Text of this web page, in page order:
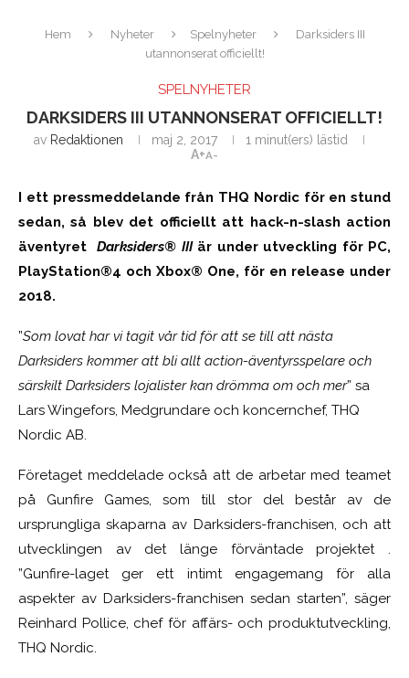
Hem Nyheter Spelnyheter
Darksiders III
utannonserat officiellt!
SPELNYHETER
DARKSIDERS III UTANNONSERAT OFFICIELLT!
av Redaktionen maj 2, 2017
1 minut(ers) lästid
A+A-
I ett pressmeddelande från THQ Nordic för en stund
sedan, så blev det officiellt att hack-n-slash action
äventyret Darksiders® IIIär under utveckling för PC,
PlayStation®4 och Xbox® One, för en release under
2018.
”Som lovat har vi tagit vår tid för att se till att nästa
Darksiders kommer att bli allt action-äventyrsspelare och
särskilt Darksiders lojalister kan drömma om och mer” sa
Lars Wingefors, Medgrundare och koncernchef, THQ
Nordic AB.
Företaget meddelade också att de arbetar med teamet
på Gunfire Games, som till stor del består av de
ursprungliga skaparna av Darksiders-franchisen, och att
utvecklingen av det länge förväntade projektet .
”Gunfire-laget ger ett intimt engagemang för alla
aspekter av Darksiders-franchisen sedan starten”, säger
Reinhard Pollice, chef för affärs- och produktutveckling,
THQ Nordic.